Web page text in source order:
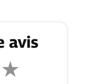
avis
★